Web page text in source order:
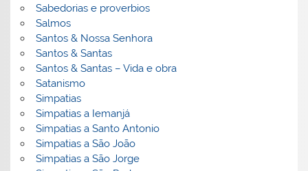
Sabedorias e proverbios
Salmos
Santos & Nossa Senhora
Santos & Santas
Santos & Santas – Vida e obra
Satanismo
Simpatias
Simpatias a Iemanjá
Simpatias a Santo Antonio
Simpatias a São João
Simpatias a São Jorge